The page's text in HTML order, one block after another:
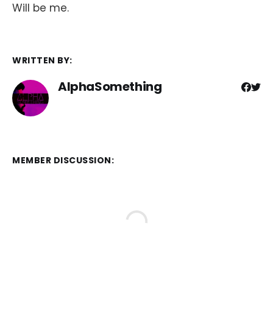
Will be me.
WRITTEN BY:
AlphaSomething
MEMBER DISCUSSION: